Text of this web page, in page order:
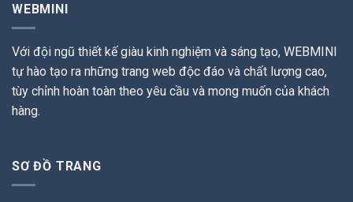
WEBMINI
Với đội ngũ thiết kế giàu kinh nghiệm và sáng tạo, WEBMINI
tự hào tạo ra những trang web độc đáo và chất lượng cao,
tùy chỉnh hoàn toàn theo yêu cầu và mong muốn của khách
hàng.
SƠ ĐỒ TRANG